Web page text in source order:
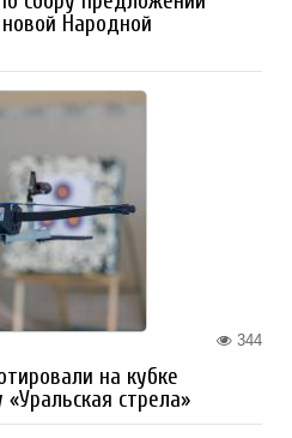
Народной
344
на кубке
стрела»